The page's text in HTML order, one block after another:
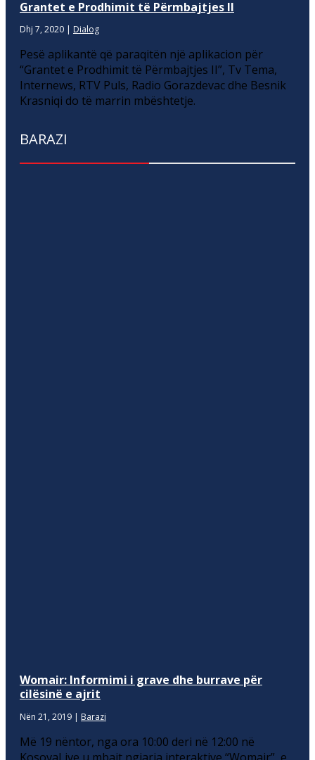
Grantet e Prodhimit të Përmbajtjes II
Dhj 7, 2020 | Dialog
Pesë aplikantë që paraqitën një aplikacion për
“Grantet e Prodhimit të Përmbajtjes II”, Tv Tema,
Internews, RTV Puls, Radio Gorazdevac dhe Besnik
Krasniqi do të marrin mbështetje.
BARAZI
Womair: Informimi i grave dhe burrave për
cilësinë e ajrit
Nën 21, 2019 | Barazi
Më 19 nëntor, nga ora 10:00 deri në 12:00 në